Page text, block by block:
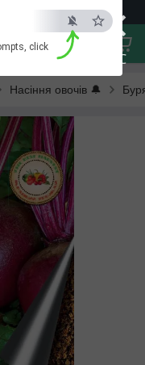
×
ESC
click
Насіння овочів 🔔